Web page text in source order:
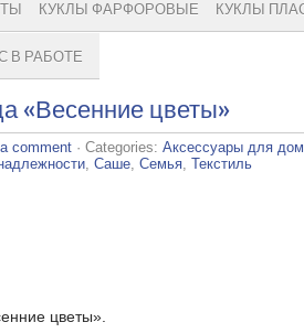
КУКЛЫ ФАРФОРОВЫЕ КУКЛЫ
В РАБОТЕ
«Весенние цветы»
comment · Categories: Аксессуары для
, Саше, Семья, Текстиль
цветы».